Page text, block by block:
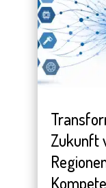
Zukunft